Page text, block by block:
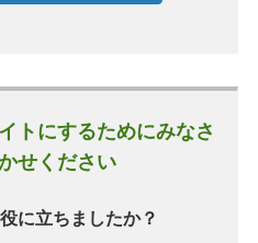
トにするためにみなさ
せください
に立ちましたか？